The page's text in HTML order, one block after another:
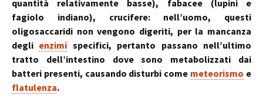
quantità relativamente basse), fabacee (lupini e
fagiolo indiano), crucifere: nell’uomo, questi
oligosaccaridi non vengono digeriti, per la mancanza
degli enzimi specifici, pertanto passano nell’ultimo
tratto dell’intestino dove sono metabolizzati dai
batteri presenti, causando disturbi come meteorismo e
flatulenza.